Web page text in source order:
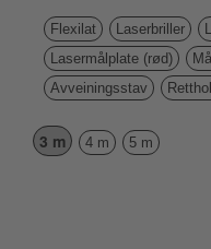
Flexilat Laserbriller
Lasermålplate (rød)
Avveiningsstav
3 m 4 m 5 m